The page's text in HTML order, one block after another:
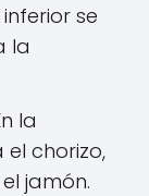
se
la
la
chorizo,
jamón.